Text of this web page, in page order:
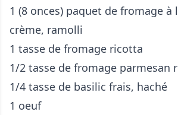
1 (8 onces) paquet de fromage à
crème, ramolli
1 tasse de fromage ricotta
1/2 tasse de fromage parmesan
1/4 tasse de basilic frais, haché
1 oeuf